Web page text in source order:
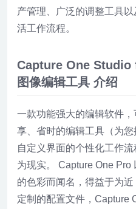
产管理、广泛的调整工具
活工作流程。
Capture One Studio
图像编辑工具 介绍
一款功能强大的编辑软件
享、省时的编辑工具（为
自定义界面的个性化工作
为现实。 Capture One Pro
的色彩而闻名，得益于为
定制的配置文件，Capture